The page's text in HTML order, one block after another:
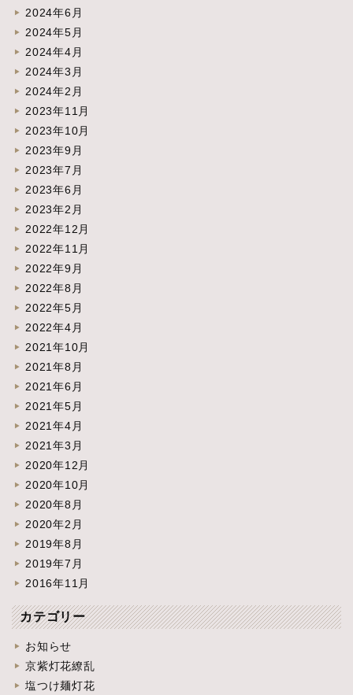
2024年6月
2024年5月
2024年4月
2024年3月
2024年2月
2023年11月
2023年10月
2023年9月
2023年7月
2023年6月
2023年2月
2022年12月
2022年11月
2022年9月
2022年8月
2022年5月
2022年4月
2021年10月
2021年8月
2021年6月
2021年5月
2021年4月
2021年3月
2020年12月
2020年10月
2020年8月
2020年2月
2019年8月
2019年7月
2016年11月
カテゴリー
お知らせ
京紫灯花繚乱
塩つけ麺灯花